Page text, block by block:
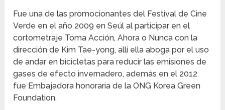
Fue una de las promocionantes del Festival de Cine
Verde en el año 2009 en Seúl al participar en el
cortometraje Toma Acción, Ahora o Nunca con la
dirección de Kim Tae-yong, allí ella aboga por el uso
de andar en bicicletas para reducir las emisiones de
gases de efecto invernadero, además en el 2012
fue Embajadora honoraria de la ONG Korea Green
Foundation.